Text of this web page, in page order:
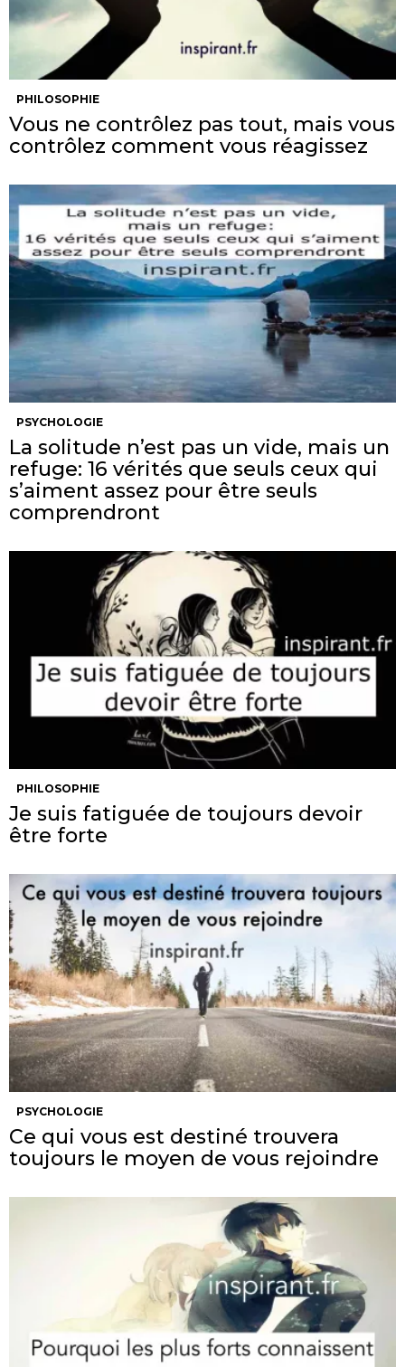
PHILOSOPHIE
Vous ne contrôlez pas tout, mais vous
contrôlez comment vous réagissez
PSYCHOLOGIE
La solitude n’est pas un vide, mais un
refuge: 16 vérités que seuls ceux qui
s’aiment assez pour être seuls
comprendront
PHILOSOPHIE
Je suis fatiguée de toujours devoir
être forte
PSYCHOLOGIE
Ce qui vous est destiné trouvera
toujours le moyen de vous rejoindre